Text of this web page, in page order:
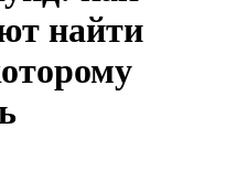
найти